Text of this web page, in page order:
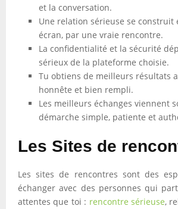
et la conversation.
Une relation sérieuse se construit
écran, par une vraie rencontre.
La confidentialité et la sécurité
sérieux de la plateforme choisie.
Tu obtiens de meilleurs résultats
honnête et bien rempli.
Les meilleurs échanges viennent
démarche simple, patiente et
Les Sites de
Les sites de rencontres sont des
échanger avec des personnes qui
attentes que toi : rencontre sérieuse,